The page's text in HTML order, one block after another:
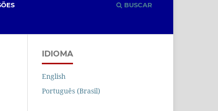
BUSCAR
IDIOMA
English
Português (Brasil)